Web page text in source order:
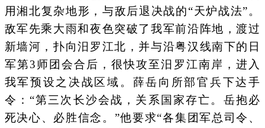
用湘北复杂地形，与敌后退决战的“天炉战法”。
敌军先乘大雨和夜色突破了我军前沿阵地，渡过
新墙河，扑向汨罗江北，并与沿粤汉线南下的日
军第3师团会合后，很快攻至汨罗江南岸，进入
我军预设之决战区域。薛岳向所部官兵下达手
令：“第三次长沙会战，关系国家存亡。岳抱必
死决心、必胜信念。”他要求“各集团军总司令、